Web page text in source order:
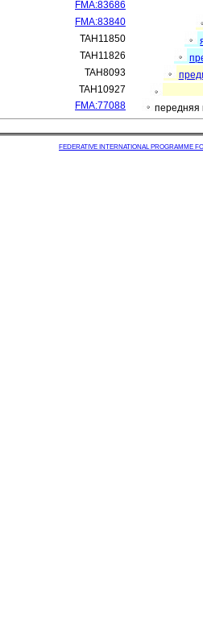
FMA:83686
FMA:83840
TAH11850
TAH11826
TAH8093
TAH10927
FMA:77088
передняя
FEDERATIVE INTERNATIONAL PROGRAMME